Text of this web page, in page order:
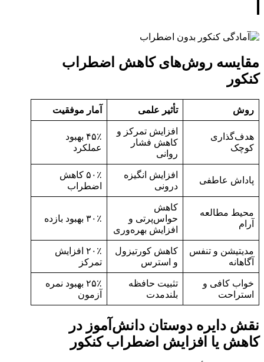
مقایسه روش‌های کاهش اضطراب
کنکور
روش تأثیر علمی آمار موفقیت
هدف‌گذاری
کوچک
افزایش تمرکز و
کاهش فشار
روانی
۴۵٪ بهبود
عملکرد
پاداش عاطفی
افزایش انگیزه
درونی
۵۰٪ کاهش
اضطراب
محیط مطالعه
آرام
کاهش
حواس‌پرتی و
افزایش بهره‌وری
۳۰٪ بهبود بازده
مدیتیشن و تنفس
آگاهانه
کاهش کورتیزول
و استرس
۲۰٪ افزایش
تمرکز
خواب کافی و
استراحت
تثبیت حافظه
بلندمدت
۲۵٪ بهبود نمره
آزمون
نقش دایره دوستان دانش‌آموز در
کاهش یا افزایش اضطراب کنکور